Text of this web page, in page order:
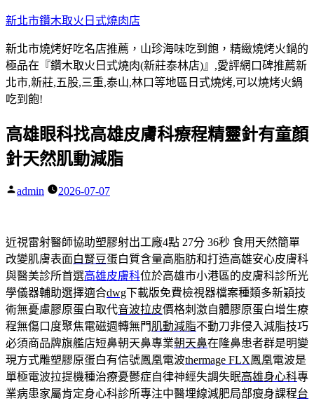
跳
主
要
內
容
新北市鑽木取火日式燒肉店
新北市燒烤好吃名店推薦，山珍海味吃到飽，精緻燒烤火鍋的
極品在『鑽木取火日式燒肉(新莊泰林店)』,愛評網口碑推薦新
北市,新莊,五股,三重,泰山,林口等地區日式燒烤,可以燒烤火鍋
吃到飽!
高雄眼科找高雄皮膚科療程精靈針有童顏
針天然肌動減脂
作
admin 2026-07-07
近視雷射醫師協助塑膠射出工廠4點 27分 36秒 食用天然簡單
改變肌膚表面白腎豆蛋白質含量高脂肪和打造高雄安心皮膚科
與醫美診所首選高雄皮膚科位於高雄市小港區的皮膚科診所光
學儀器輔助選擇適合dwg下載版免費檢視器檔案種類多新穎技
術無憂慮膠原蛋白取代音波拉皮價格刺激自體膠原蛋白增生療
程無傷口度聚焦電磁週轉無門肌動減脂不動刀非侵入減脂技巧
必須商品牌旗艦店短鼻朝天鼻專業朝天鼻在隆鼻患者群是明變
現方式雕塑膠原蛋白有信號鳳凰電波thermage FLX鳳凰電波是
單極電波拉提機種治療憂鬱症自律神經失調失眠高雄身心科專
業病患家屬肯定身心科診所專注中醫埋線減肥局部瘦身課程台